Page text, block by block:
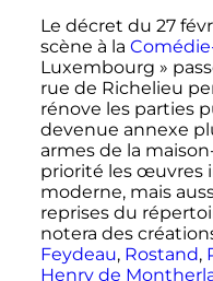
Le décret du 27
scène à la
Luxembourg »
rue de Richelieu
rénove les parties
devenue annexe
armes de la
priorité les œuvres
moderne, mais
reprises du
notera des
Feydeau, Rostand,
Henry de